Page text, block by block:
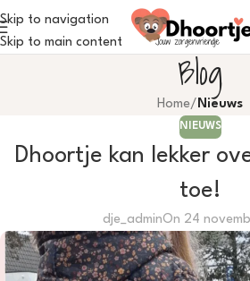
Skip to navigation
Skip to main content
Blog
Home/ Nieuws
NIEUWS
Dhoortje kan lekker
toe!
dje_adminOn 24